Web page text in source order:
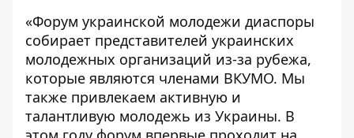
«Форум украинской молодежи диаспоры
собирает представителей украинских
молодежных организаций из-за рубежа,
которые являются членами ВКУМО. Мы
также привлекаем активную и
талантливую молодежь из Украины. В